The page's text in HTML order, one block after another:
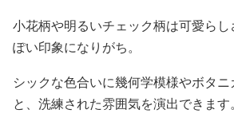
小花柄や明るいチェック柄は可愛ら
ぽい印象になりがち。
シックな色合いに幾何学模様やボタ
と、洗練された雰囲気を演出できます。